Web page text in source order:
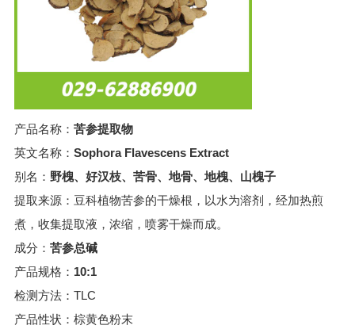
产品名称： 苦参提取物
英文名称： Sophora Flavescens Extract
别名： 野槐、好汉枝、苦骨、地骨、地槐、山槐子
提取来源：豆科植物苦参的干燥根，以水为溶剂，经加热煎
煮，收集提取液，浓缩，喷雾干燥而成。
成分： 苦参总碱
产品规格： 10:1
检测方法：TLC
产品性状：棕黄色粉末